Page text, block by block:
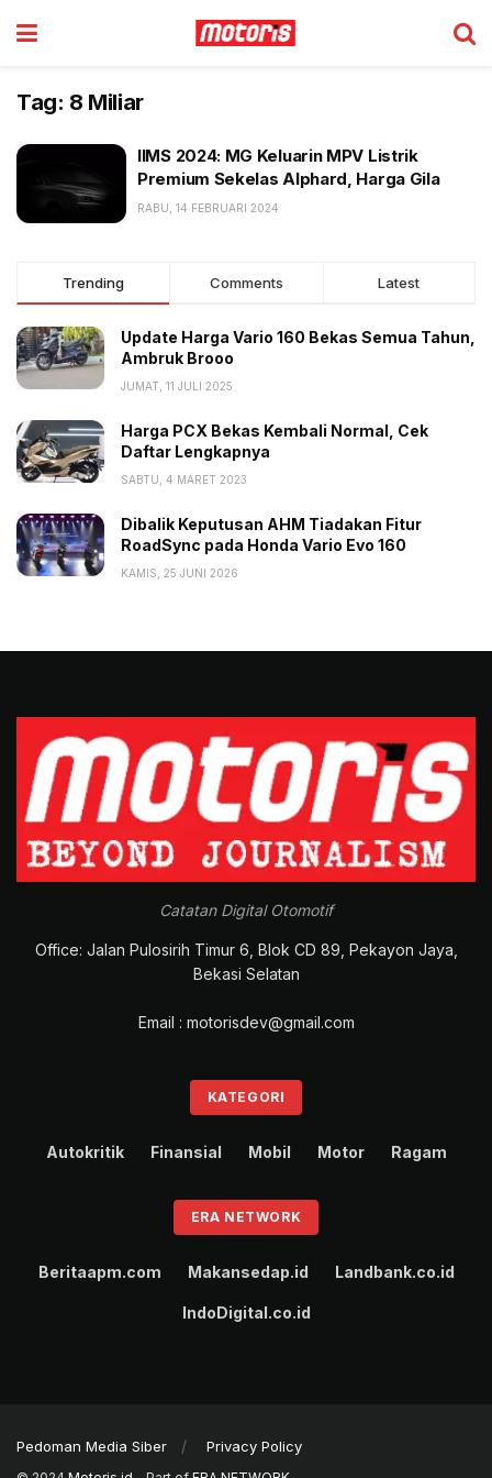
Tag: 8 Miliar
IIMS 2024: MG Keluarin MPV Listrik
Premium Sekelas Alphard, Harga Gila
RABU, 14 FEBRUARI 2024
Trending Comments Latest
Update Harga Vario 160 Bekas Semua Tahun,
Ambruk Brooo
JUMAT, 11 JULI 2025
Harga PCX Bekas Kembali Normal, Cek
Daftar Lengkapnya
SABTU, 4 MARET 2023
Dibalik Keputusan AHM Tiadakan Fitur
RoadSync pada Honda Vario Evo 160
KAMIS, 25 JUNI 2026
Catatan Digital Otomotif
Office: Jalan Pulosirih Timur 6, Blok CD 89, Pekayon Jaya,
Bekasi Selatan
Email : motorisdev@gmail.com
KATEGORI
Autokritik Finansial Mobil Motor Ragam
ERA NETWORK
Beritaapm.com Makansedap.id Landbank.co.id
IndoDigital.co.id
Pedoman Media Siber Privacy Policy